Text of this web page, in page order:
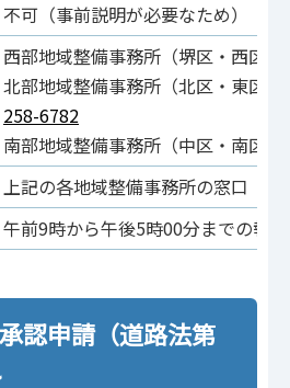
不可（事前説明が必要なため）
西部地域整備事務所（堺区・西区
北部地域整備事務所（北区・東区
258-6782
南部地域整備事務所（中区・南区
上記の各地域整備事務所の窓口
午前9時から午後5時00分までの執
認申請（道路法第